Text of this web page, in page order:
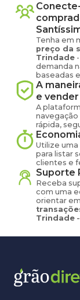
Tenha em
preço da
Trindade -
demanda
baseadas
A
e vender
A
rápida,
Utilize
para listar
clientes e
Suporte
Receba
com uma
orientar
Trindade -